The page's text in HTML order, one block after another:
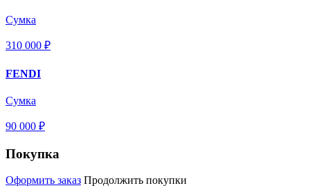
Сумка
310 000 ₽
FENDI
Сумка
90 000 ₽
Покупка
Оформить заказ Продолжить покупки